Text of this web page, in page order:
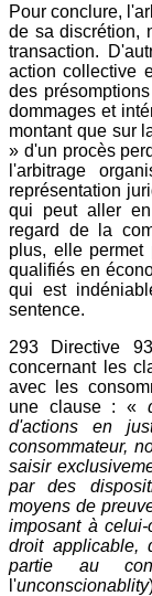
Pour conclure,
de sa discrétion,
transaction.
action collective
des
dommages et
montant que sur
» d'un procès
l'arbitrage
représentation
qui peut aller en
regard de la
plus, elle permet
qualifiés en
qui est
sentence.
293 Directive
concernant les
avec les
une clause : «
d'actions en
consommateur,
saisir
par des
moyens de
imposant à
droit applicable,
partie au
l'unconscionablity